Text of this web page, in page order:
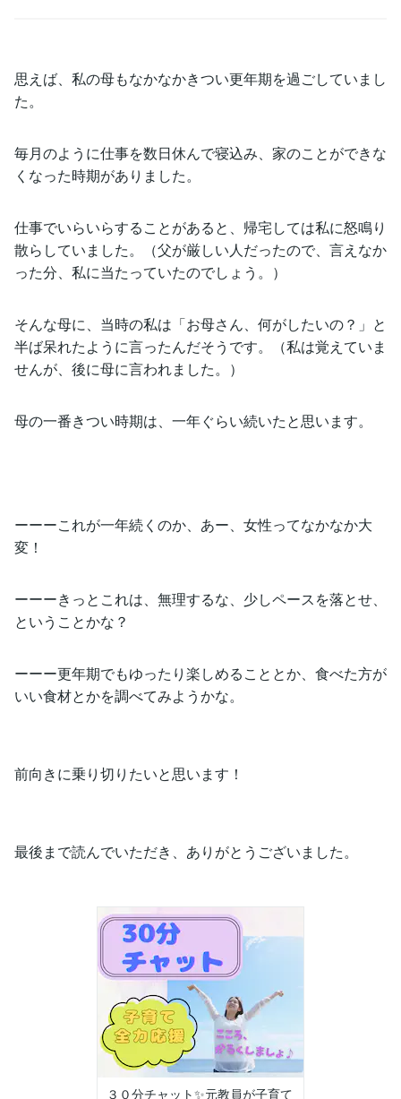
思えば、私の母もなかなかきつい更年期を過ごしていまし
た。
毎月のように仕事を数日休んで寝込み、家のことができな
くなった時期がありました。
仕事でいらいらすることがあると、帰宅しては私に怒鳴り
散らしていました。（父が厳しい人だったので、言えなか
った分、私に当たっていたのでしょう。）
そんな母に、当時の私は「お母さん、何がしたいの？」と
半ば呆れたように言ったんだそうです。（私は覚えていま
せんが、後に母に言われました。）
母の一番きつい時期は、一年ぐらい続いたと思います。
ーーーこれが一年続くのか、あー、女性ってなかなか大
変！
ーーーきっとこれは、無理するな、少しペースを落とせ、
ということかな？
ーーー更年期でもゆったり楽しめることとか、食べた方が
いい食材とかを調べてみようかな。
前向きに乗り切りたいと思います！
最後まで読んでいただき、ありがとうございました。
３０分チャット✨元教員が子育て